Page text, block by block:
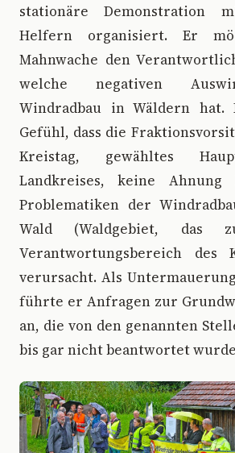
stationäre Demonstration
Helfern organisiert. Er
Mahnwache den
welche negativen
Windradbau in Wäldern hat.
Gefühl, dass die
Kreistag, gewähltes
Landkreises, keine Ahnung
Problematiken der
Wald (Waldgebiet, das
Verantwortungsbereich des
verursacht. Als
führte er Anfragen zur
an, die von den genannten
bis gar nicht beantwortet